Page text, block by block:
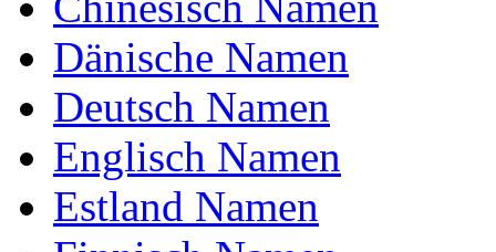
Wilderich?
Dänische Namen
Deutsch Namen
Englisch Namen
Estland Namen